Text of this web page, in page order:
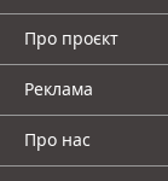
Про проєкт
Реклама
Про нас